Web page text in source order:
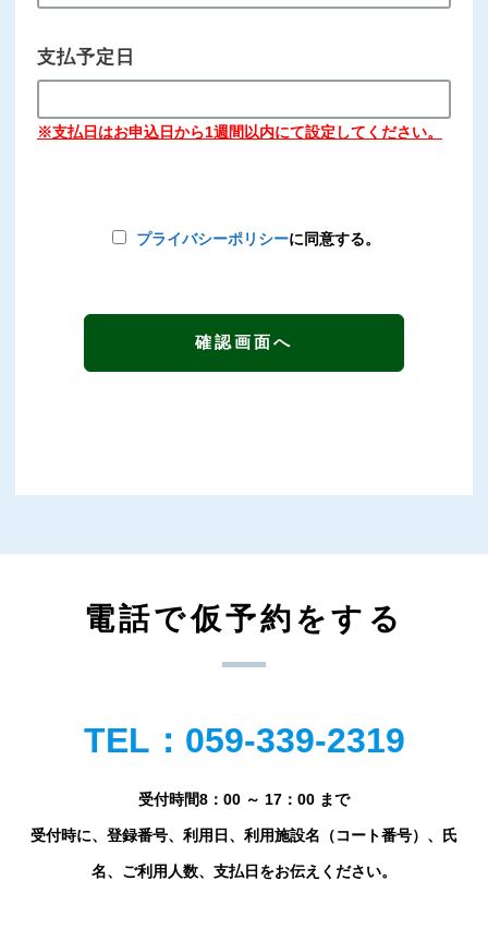
支払予定日
※支払日はお申込日から1週間以内にて設定してください。
プライバシーポリシーに同意する。
電話で仮予約をする
TEL：059-339-2319
受付時間8：00 ～ 17：00 まで
受付時に、登録番号、利用日、利用施設名（コート番号）、氏
名、ご利用人数、支払日をお伝えください。